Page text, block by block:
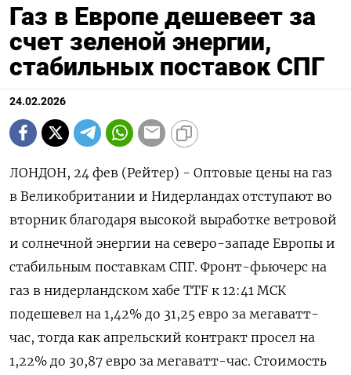
Газ в Европе дешевеет за
счет зеленой энергии,
стабильных поставок СПГ
24.02.2026
ЛОНДОН, 24 фев (Рейтер) - Оптовые цены на газ
в Великобритании и Нидерландах отступают во
вторник благодаря высокой выработке ветровой
и солнечной ‌энергии на северо-западе Европы и
стабильным поставкам СПГ. Фронт-фьючерс на
газ в нидерландском хабе TTF к 12:41 МСК ​
подешевел на 1,42% ​до ​31,25 евро ⁠за мегаватт-
час, тогда как апрельский контракт ‌просел на
1,22% до ‌30,87 евро за мегаватт-час. Стоимость